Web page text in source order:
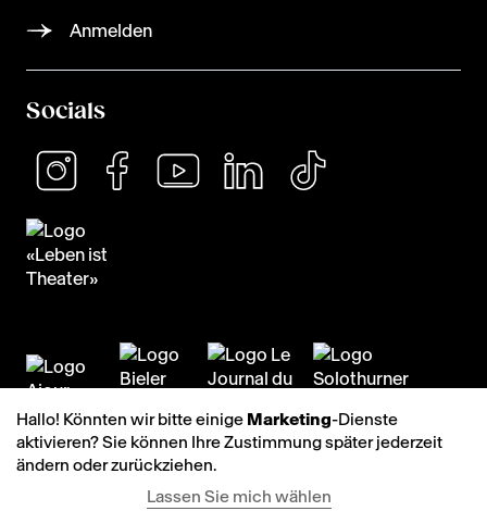
Anmelden
Socials
Hallo! Könnten wir bitte einige Marketing-Dienste
aktivieren? Sie können Ihre Zustimmung später jederzeit
ändern oder zurückziehen.
Lassen Sie mich wählen